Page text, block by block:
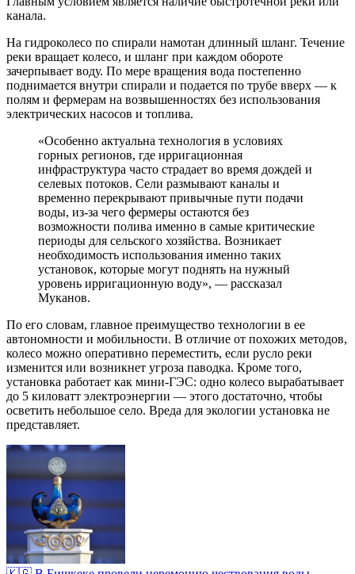
канала.
На гидроколесо по спирали намотан длинный шланг. Течение
реки вращает колесо, и шланг при каждом обороте
зачерпывает воду. По мере вращения вода постепенно
поднимается внутри спирали и подается по трубе вверх — к
полям и фермерам на возвышенностях без использования
электрических насосов и топлива.
«Особенно актуальна технология в условиях
горных регионов, где ирригационная
инфраструктура часто страдает во время дождей и
селевых потоков. Сели размывают каналы и
временно перекрывают привычные пути подачи
воды, из-за чего фермеры остаются без
возможности полива именно в самые критические
периоды для сельского хозяйства. Возникает
необходимость использования именно таких
установок, которые могут поднять на нужный
уровень ирригационную воду», — рассказал
Муканов.
По его словам, главное преимущество технологии в ее
автономности и мобильности. В отличие от похожих методов,
колесо можно оперативно переместить, если русло реки
изменится или возникнет угроза паводка. Кроме того,
установка работает как мини-ГЭС: одно колесо вырабатывает
до 5 киловатт электроэнергии — этого достаточно, чтобы
осветить небольшое село. Вреда для экологии установка не
представляет.